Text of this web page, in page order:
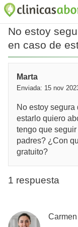
No estoy
en caso de
Marta
Enviada: 15 nov
No estoy
estarlo quiero
tengo que
padres? ¿Con
gratuito?
1 respuesta